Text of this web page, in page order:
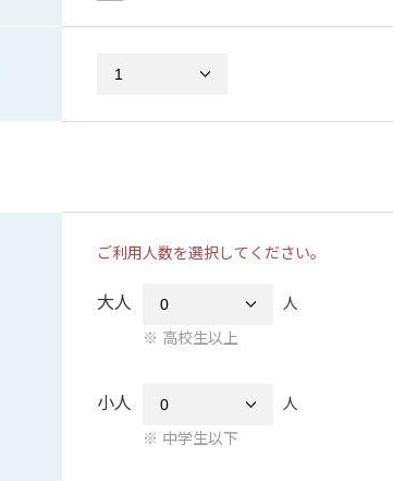
ご利用人数を選択してください。
大人
人
高校生以上
小人
人
中学生以下